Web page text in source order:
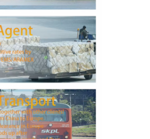
ล
างรถไฟ
นค้า